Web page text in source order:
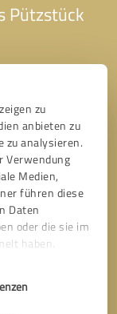
zu
anbieten zu
zu analysieren.
Verwendung
Medien,
führen diese
Daten
oder die sie im
haben.
Pützstück